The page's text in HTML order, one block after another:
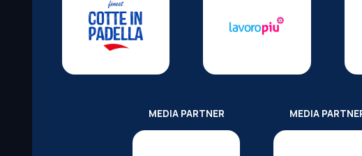
MEDIA PARTNER MEDIA